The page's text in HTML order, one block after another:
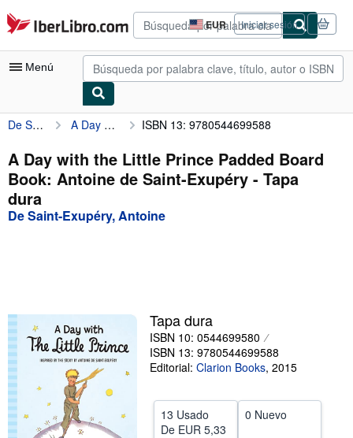
Pasar al contenido principal
IberLibro.com EUR
Preferencias
de
compra
del
Iniciar sesión
Menú
Mi cuenta
Consultar mis pedidos
Búsqueda avanzada
Colecciones
Comenzar a vender
Ayuda
CERRAR
De Saint-Exupéry, Antoine A Day with the Little Prince Padded Board Book: Antoine de Saint-Exupéry ISBN 13: 9780544699588
A Day with the Little Prince Padded Board
Book: Antoine de Saint-Exupéry - Tapa
dura
De Saint-Exupéry, Antoine
Tapa dura
ISBN 10: 0544699580
ISBN 13: 9780544699588
Editorial: Clarion Books, 2015
13 Usado
De EUR 5,33
0 Nuevo